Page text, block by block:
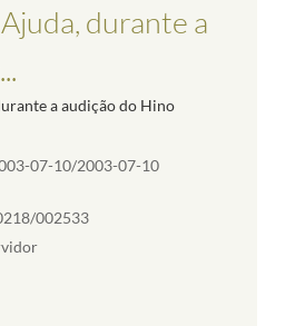
durante a
a audição do Hino
07-10/2003-07-10
002533